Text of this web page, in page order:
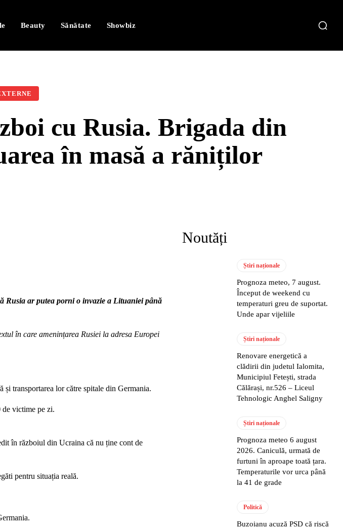
Beauty Sănătate Showbiz
cu Rusia. Brigada din
în masă a răniților
Rusia ar putea porni o invazie a Lituaniei până
în care amenințarea Rusiei la adresa Europei
transportarea lor către spitale din Germania.
de victime pe zi.
în războiul din Ucraina că nu ține cont de
pentru situația reală.
Noutăți
Știri naționale
Prognoza meteo, 7 august.
Început de weekend cu
temperaturi greu de suportat.
Unde apar vijeliile
Știri naționale
Renovare energetică a
clădirii din judetul Ialomita,
Municipiul Fetești, strada
Călărași, nr.526 – Liceul
Tehnologic Anghel Saligny
Știri naționale
Prognoza meteo 6 august
2026. Caniculă, urmată de
furtuni în aproape toată țara.
Temperaturile vor urca până
la 41 de grade
Politică
Buzoianu acuză PSD că riscă